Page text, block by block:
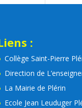
:
Collège Saint-Pierre
Direction de
La Mairie de Plérin
Ecole Jean Leuduger